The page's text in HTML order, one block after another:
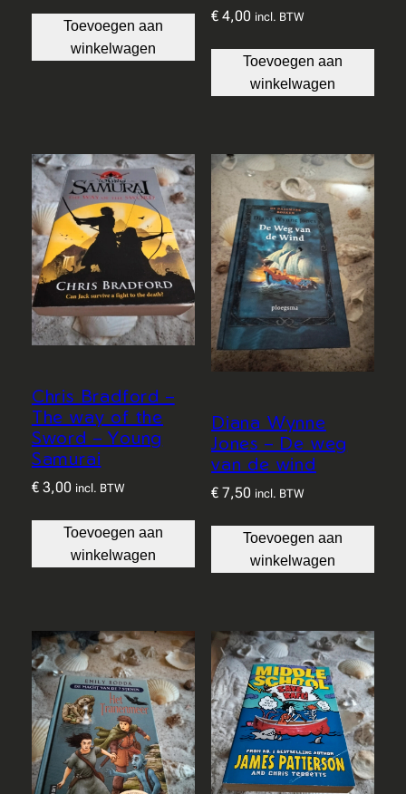
Toevoegen aan
winkelwagen
€ 4,00 incl. BTW
Toevoegen aan
winkelwagen
Chris Bradford –
The way of the
Sword – Young
Samurai
€3,00 incl. BTW
Toevoegen aan
winkelwagen
Diana Wynne
Jones – De weg
van de wind
€ 7,50 incl. BTW
Toevoegen aan
winkelwagen